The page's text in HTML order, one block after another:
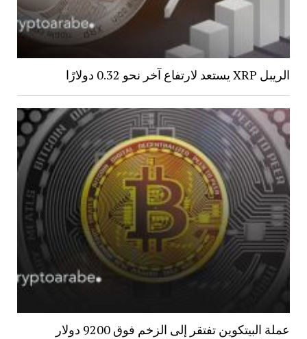
الريبل XRP يستعد لارتفاع آخر نحو 0.32 دولارًا
عملة البيتكوين تفتقر إلى الزخم فوق 9200 دولار